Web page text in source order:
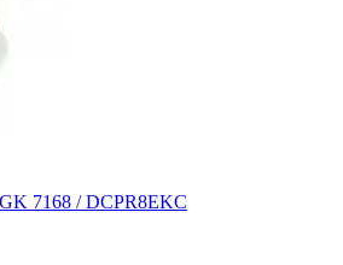
7168 / DCPR8EKC